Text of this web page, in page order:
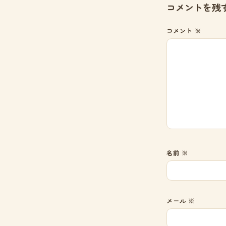
コメントを残
コメント ※
名前 ※
メール ※